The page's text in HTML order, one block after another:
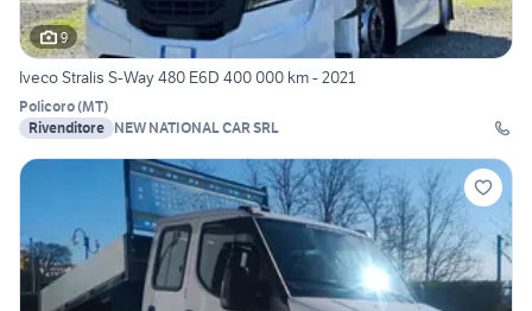
9
Iveco Stralis S-Way 480 E6D 400 000 km - 2021
Policoro(MT)
Rivenditore NEW NATIONAL CAR SRL